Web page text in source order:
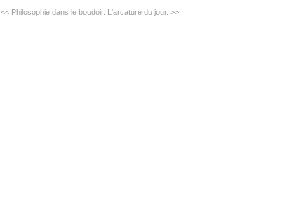
<< Philosophie dans le boudoir. L'arcature du jour. >>